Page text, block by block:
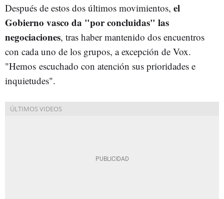
Después de estos dos últimos movimientos, el
Gobierno vasco da "por concluidas" las
negociaciones, tras haber mantenido dos encuentros
con cada uno de los grupos, a excepción de Vox.
"Hemos escuchado con atención sus prioridades e
inquietudes".